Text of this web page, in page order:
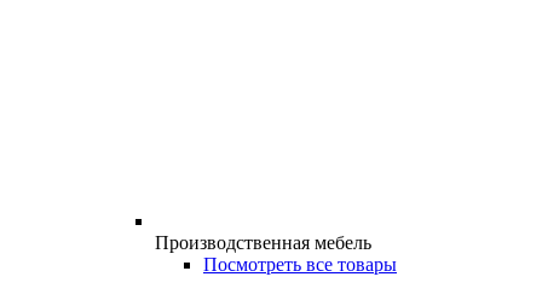
Производственная мебель
Посмотреть все товары